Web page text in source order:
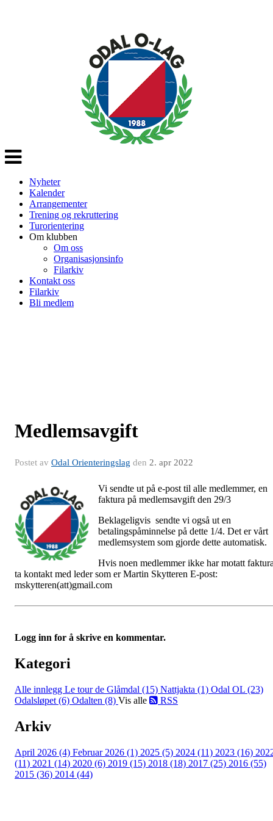
Veksle
navigasjon
Nyheter
Kalender
Arrangementer
Trening og rekruttering
Turorientering
Om klubben
Om oss
Organisasjonsinfo
Filarkiv
Kontakt oss
Filarkiv
Bli medlem
Medlemsavgift
Postet av Odal Orienteringslag den 2. apr 2022
Vi sendte ut på e-post til alle medlemmer, en
faktura på medlemsavgift den 29/3
Beklageligvis sendte vi også ut en
betalingspåminnelse på dette 1/4. Det er vårt
medlemsystem som gjorde dette automatisk.
Hvis noen medlemmer ikke har motatt
ta kontakt med leder som er Martin Skytteren E-post:
mskytteren(att)gmail.com
Logg inn for å skrive en kommentar.
Kategori
Alle innlegg Le tour de Glåmdal (15) Nattjakta (1) Odal OL (23)
Odalsløpet (6) Odalten (8) Vis alle RSS
Arkiv
April 2026 (4) Februar 2026 (1) 2025 (5) 2024 (11) 2023 (16)
(11) 2021 (14) 2020 (6) 2019 (15) 2018 (18) 2017 (25) 2016 (55)
2015 (36) 2014 (44)